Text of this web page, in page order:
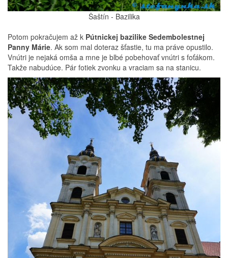
Šaštín - Bazilika
Potom pokračujem až k Pútnickej bazilike Sedembolestnej
Panny Márie. Ak som mal doteraz šťastie, tu ma práve opustilo.
Vnútri je nejaká omša a mne je blbé pobehovať vnútri s foťákom.
Takže nabudúce. Pár fotiek zvonku a vraciam sa na stanicu.